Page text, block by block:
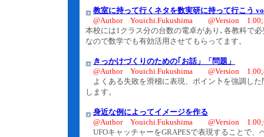
教室に持って行くネタを数実研に持って行こう
@Author Youichi.Fukushima @Version
本校には1クラス分の台数の電卓があり､各教科で
なので数学でも有効活用させてもらってます。
きっかけづくりのための｢お話」「問題」
@Author Youichi.Fukushima @Version
よくある失敗を滑稽に表現、ポイン卜を強調し
します。
身近な例によってイメージを作る
@Author Youichi.Fukushima @Version
UFOキャッチャーをGRAPESで表現することで、